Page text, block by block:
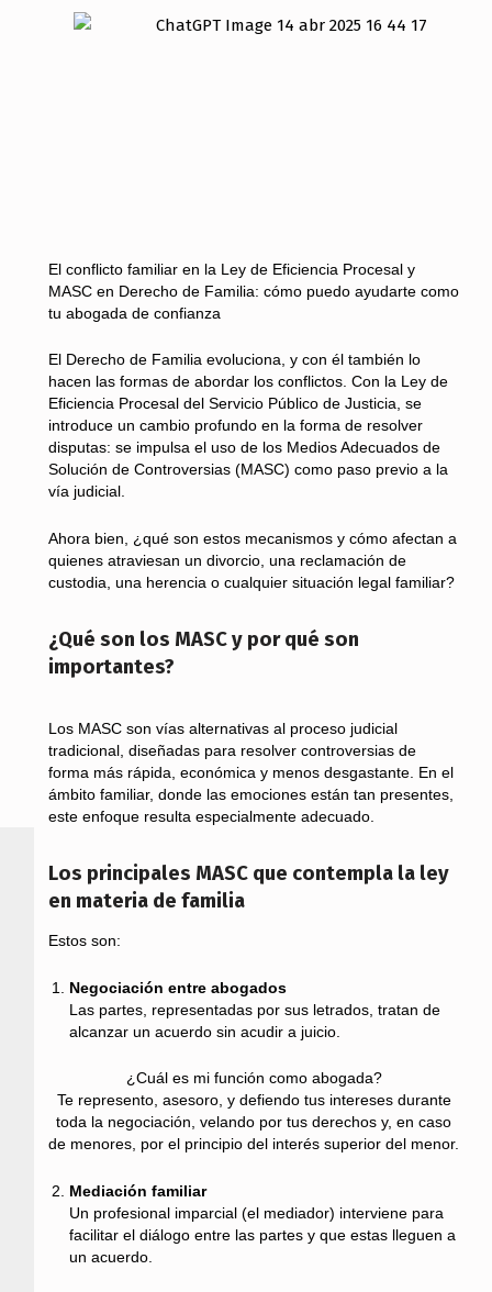
El conflicto familiar en la Ley de Eficiencia Procesal y
MASC en Derecho de Familia: cómo puedo ayudarte como
tu abogada de confianza
El Derecho de Familia evoluciona, y con él también lo
hacen las formas de abordar los conflictos. Con la Ley de
Eficiencia Procesal del Servicio Público de Justicia, se
introduce un cambio profundo en la forma de resolver
disputas: se impulsa el uso de los Medios Adecuados de
Solución de Controversias (MASC) como paso previo a la
vía judicial.
Ahora bien, ¿qué son estos mecanismos y cómo afectan a
quienes atraviesan un divorcio, una reclamación de
custodia, una herencia o cualquier situación legal familiar?
¿Qué son los MASC y por qué son
importantes?
Los MASC son vías alternativas al proceso judicial
tradicional, diseñadas para resolver controversias de
forma más rápida, económica y menos desgastante. En el
ámbito familiar, donde las emociones están tan presentes,
este enfoque resulta especialmente adecuado.
Los principales MASC que contempla la ley
en materia de familia
Estos son:
Negociación entre abogados
Las partes, representadas por sus letrados, tratan de
alcanzar un acuerdo sin acudir a juicio.
¿Cuál es mi función como abogada?
Te represento, asesoro, y defiendo tus intereses durante
toda la negociación, velando por tus derechos y, en caso
de menores, por el principio del interés superior del menor.
Mediación familiar
Un profesional imparcial (el mediador) interviene para
facilitar el diálogo entre las partes y que estas lleguen a
un acuerdo.